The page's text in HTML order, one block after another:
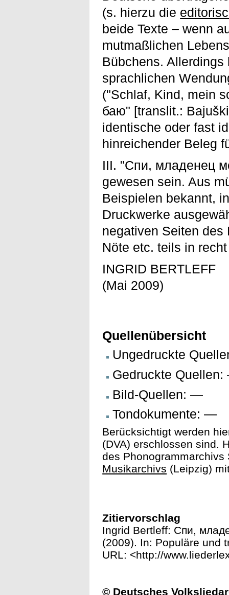
(s. hierzu die
beide Texte – wenn
mutmaßlichen
Bübchens.
sprachlichen
("Schlaf, Kind, mein
баю" [translit.:
identische oder fast
hinreichender Beleg
III. "Спи, младенец
gewesen sein. Aus
Beispielen bekannt,
Druckwerke
negativen Seiten des
Nöte etc. teils in
INGRID BERTLEFF
(Mai 2009)
Quellenübersicht
Ungedruckte
Gedruckte
Bild-Quellen: —
Tondokumente: —
Berücksichtigt werden
(DVA) erschlossen sind.
des
Musikarchivs (Leipzig)
Zitiervorschlag
Ingrid Bertleff: Спи,
(2009). In: Populäre und
URL: <http://
© Deutsches